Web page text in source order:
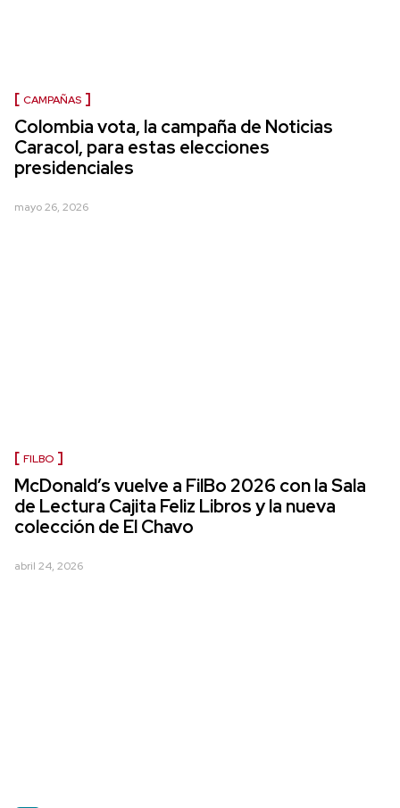
CAMPAÑAS
Colombia vota, la campaña de Noticias
Caracol, para estas elecciones
presidenciales
mayo 26, 2026
FILBO
McDonald’s vuelve a FilBo 2026 con la Sala
de Lectura Cajita Feliz Libros y la nueva
colección de El Chavo
abril 24, 2026